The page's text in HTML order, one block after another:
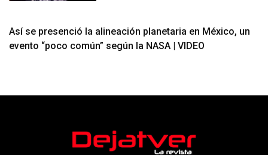
Así se presenció la alineación planetaria en México, un
evento “poco común” según la NASA | VIDEO